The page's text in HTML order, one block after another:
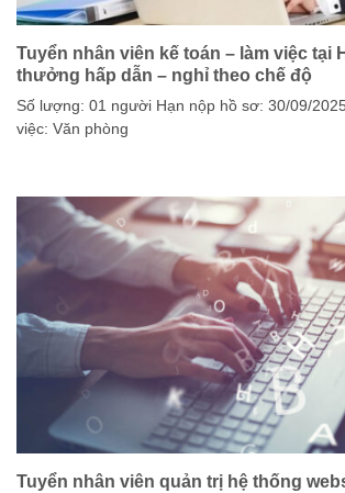
Tuyển nhân viên kế toán – làm việc tại
thưởng hấp dẫn – nghỉ theo chế độ
Số lượng: 01 người Hạn nộp hồ sơ: 30/09/
việc: Văn phòng
Tuyển nhân viên quản trị hệ thống